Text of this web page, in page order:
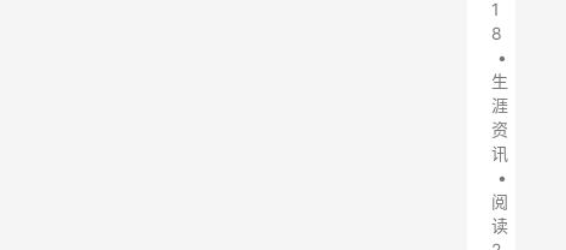
1
8
•
生
涯
资
讯
•
阅
读